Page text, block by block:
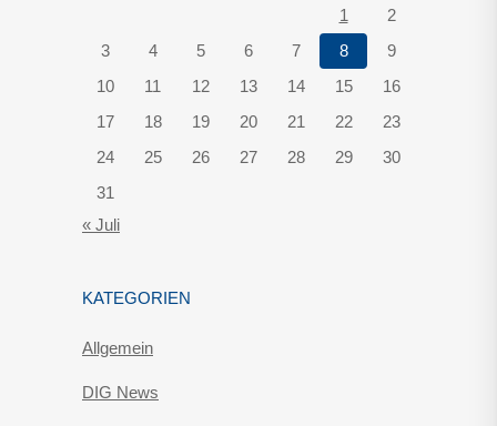
1
2
3
4 5 6 7 8
9
10
11 12 13 14 15
16
17
18 19 20 21 22
23
24
25 26 27 28 29
30
31
« Juli
KATEGORIEN
Allgemein
DIG News